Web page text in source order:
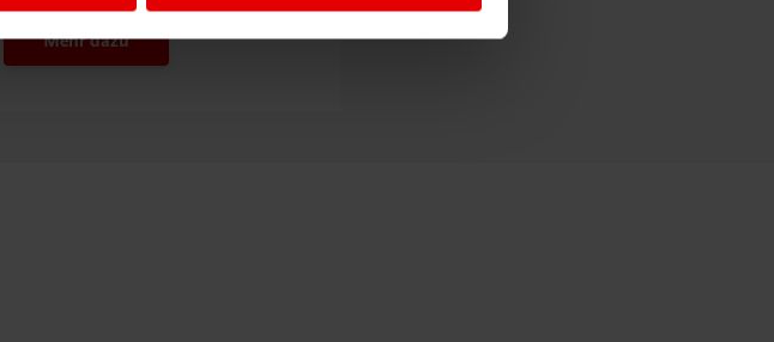
Mehr dazu